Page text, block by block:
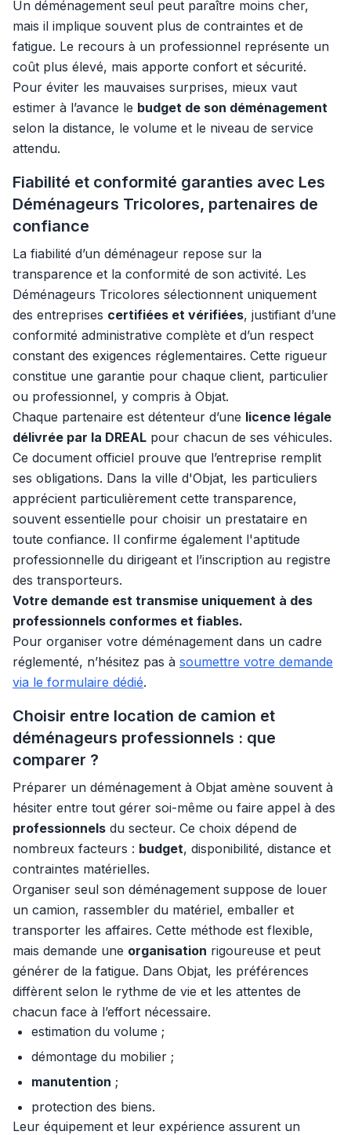
Un déménagement seul peut paraître moins cher,
mais il implique souvent plus de contraintes et de
fatigue. Le recours à un professionnel représente un
coût plus élevé, mais apporte confort et sécurité.
Pour éviter les mauvaises surprises, mieux vaut
estimer à l’avance le budget de son déménagement
selon la distance, le volume et le niveau de service
attendu.
Fiabilité et conformité garanties avec Les
Déménageurs Tricolores, partenaires de
confiance
La fiabilité d’un déménageur repose sur la
transparence et la conformité de son activité. Les
Déménageurs Tricolores sélectionnent uniquement
des entreprises certifiées et vérifiées, justifiant d’une
conformité administrative complète et d’un respect
constant des exigences réglementaires. Cette rigueur
constitue une garantie pour chaque client, particulier
ou professionnel, y compris à Objat.
Chaque partenaire est détenteur d’une licence légale
délivrée par la DREAL pour chacun de ses véhicules.
Ce document officiel prouve que l’entreprise remplit
ses obligations. Dans la ville d'Objat, les particuliers
apprécient particulièrement cette transparence,
souvent essentielle pour choisir un prestataire en
toute confiance. Il confirme également l'aptitude
professionnelle du dirigeant et l’inscription au registre
des transporteurs.
Votre demande est transmise uniquement à des
professionnels conformes et fiables.
Pour organiser votre déménagement dans un cadre
réglementé, n’hésitez pas à soumettre votre demande
via le formulaire dédié.
Choisir entre location de camion et
déménageurs professionnels : que
comparer ?
Préparer un déménagement à Objat amène souvent à
hésiter entre tout gérer soi-même ou faire appel à des
professionnels du secteur. Ce choix dépend de
nombreux facteurs : budget, disponibilité, distance et
contraintes matérielles.
Organiser seul son déménagement suppose de louer
un camion, rassembler du matériel, emballer et
transporter les affaires. Cette méthode est flexible,
mais demande une organisation rigoureuse et peut
générer de la fatigue. Dans Objat, les préférences
diffèrent selon le rythme de vie et les attentes de
chacun face à l’effort nécessaire.
estimation du volume ;
démontage du mobilier ;
manutention ;
protection des biens.
Leur équipement et leur expérience assurent un